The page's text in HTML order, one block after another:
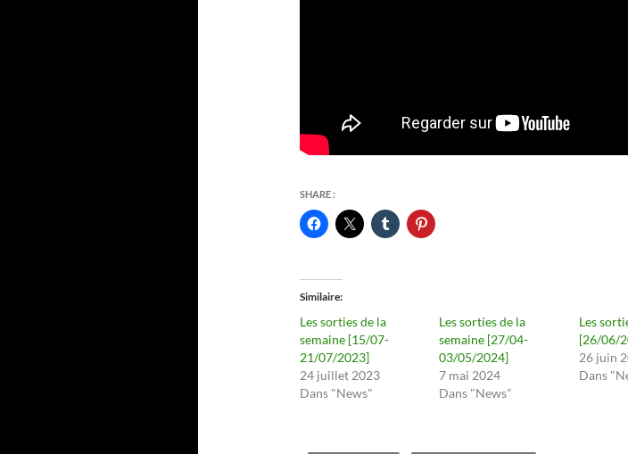
SHARE :
Similaire
Les sorties de la
semaine [15/07-
21/07/2023]
24 juillet 2023
Dans "News"
Les sorties de la
semaine [27/04-
03/05/2024]
7 mai 2024
Dans "News"
Les
[26/06/
26 juin
Dans